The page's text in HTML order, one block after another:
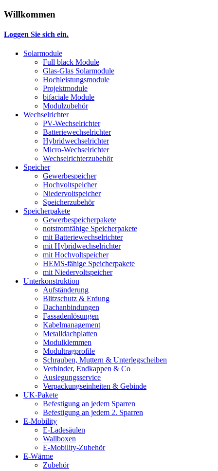
Willkommen
Loggen Sie sich ein.
Solarmodule
Full black Module
Glas-Glas Solarmodule
Hochleistungsmodule
Projektmodule
bifaciale Module
Modulzubehör
Wechselrichter
PV-Wechselrichter
Batteriewechselrichter
Hybridwechselrichter
Micro-Wechselrichter
Wechselrichterzubehör
Speicher
Gewerbespeicher
Hochvoltspeicher
Niedervoltspeicher
Speicherzubehör
Speicherpakete
Gewerbespeicherpakete
notstromfähige Speicherpakete
mit Batteriewechselrichter
mit Hybridwechselrichter
mit Hochvoltspeicher
HEMS-fähige Speicherpakete
mit Niedervoltspeicher
Unterkonstruktion
Aufständerung
Blitzschutz & Erdung
Dachanbindungen
Fassadenlösungen
Kabelmanagement
Metalldachplatten
Modulklemmen
Modultragprofile
Schrauben, Muttern & Unterlegscheiben
Verbinder, Endkappen & Co
Auslegungsservice
Verpackungseinheiten & Gebinde
UK-Pakete
Befestigung an jedem Sparren
Befestigung an jedem 2. Sparren
E-Mobility
E-Ladesäulen
Wallboxen
E-Mobility-Zubehör
E-Wärme
Zubehör